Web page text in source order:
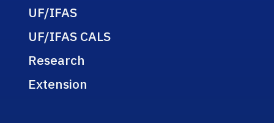
UF/IFAS
UF/IFAS CALS
Research
Extension